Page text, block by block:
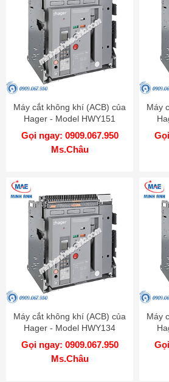
Máy cắt không khí (ACB) của
Hager - Model HWY151
Gọi ngay: 0909.067.950
Ms.Châu
Máy
Máy cắt không khí (ACB) của
Hager - Model HWY134
Gọi ngay: 0909.067.950
Ms.Châu
Máy